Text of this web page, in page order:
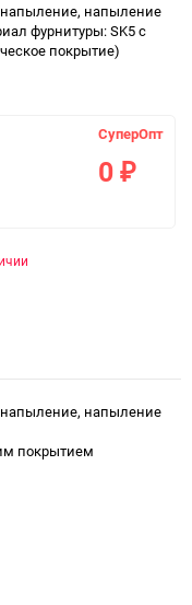
напыление, напыление
фурнитуры: SK5 с
покрытие)
СуперОпт
0 ₽
напыление, напыление
покрытием